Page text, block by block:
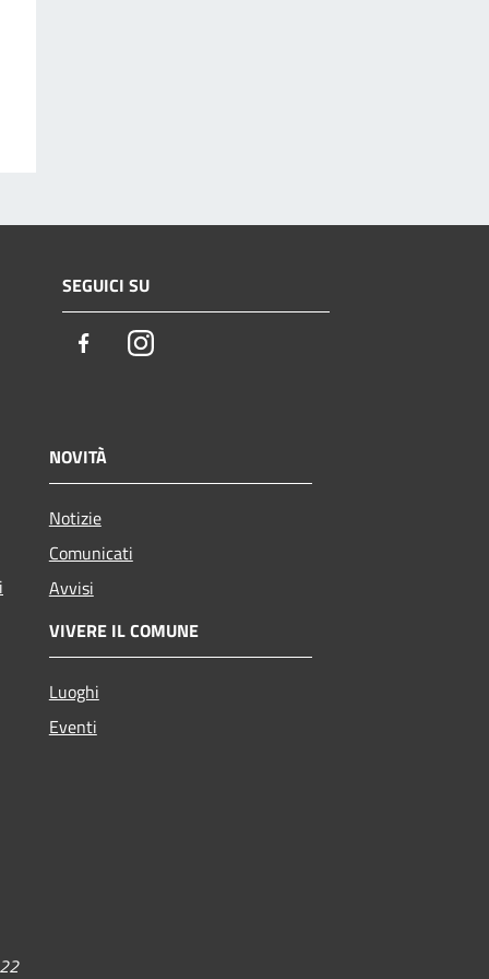
SEGUICI SU
FacebookInstagram
NOVITÀ
Notizie
Comunicati
Avvisi
VIVERE IL COMUNE
Luoghi
Eventi